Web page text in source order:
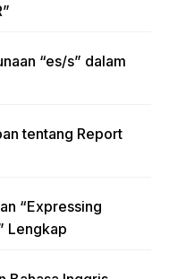
“es/s” dalam
tentang Report
“Expressing
Lengkap